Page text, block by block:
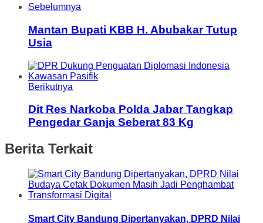
Sebelumnya
Mantan Bupati KBB H. Abubakar Tutup
Usia
Berikutnya
Dit Res Narkoba Polda Jabar Tangkap
Pengedar Ganja Seberat 83 Kg
Berita Terkait
Smart City Bandung Dipertanyakan, DPRD Nilai